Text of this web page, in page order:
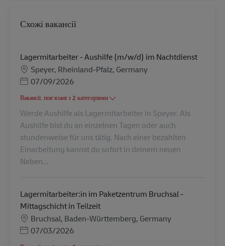
Схожі вакансії
Lagermitarbeiter - Aushilfe (m/w/d) im Nachtdienst
Місцезнаходження
Speyer, Rheinland-Pfalz, Germany
Posted Date
07/09/2026
Вакансії, пов’язані з 2 категоріями
Werde Aushilfe als Lagermitarbeiter in Speyer. Als
Aushilfe bist du an einzelnen Tagen oder auch
stundenweise für uns tätig. Nach einer bezahlten
Einarbeitung kannst du sofort in deinem neuen
Neben...
Lagermitarbeiter:in im Paketzentrum Bruchsal -
Mittagschicht in Teilzeit
Місцезнаходження
Bruchsal, Baden-Württemberg, Germany
Posted Date
07/03/2026